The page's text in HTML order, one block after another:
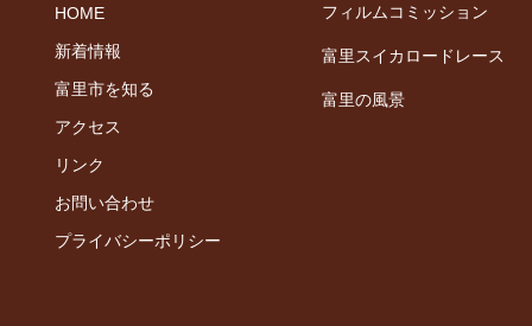
HOME
新着情報
富里市を知る
アクセス
リンク
お問い合わせ
プライバシーポリシー
フィルムコミッション
富里スイカロードレース
富里の風景